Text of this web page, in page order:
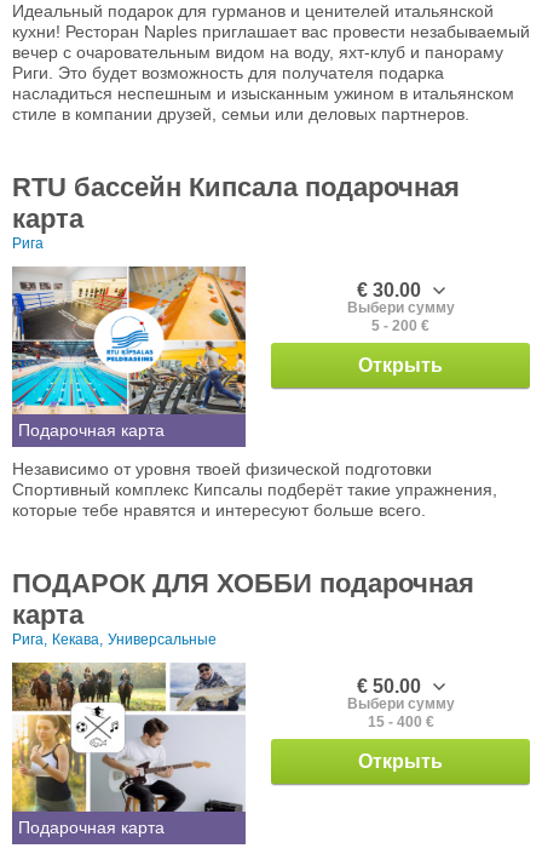
Идеальный подарок для гурманов и ценителей итальянской
кухни! Ресторан Naples приглашает вас провести незабываемый
вечер с очаровательным видом на воду, яхт-клуб и панораму
Риги. Это будет возможность для получателя подарка
насладиться неспешным и изысканным ужином в итальянском
стиле в компании друзей, семьи или деловых партнеров.
RTU бассейн Кипсала подарочная
карта
Рига
Подарочная карта
€ 30.00
Выбери сумму
5 - 200 €
Открыть
Независимо от уровня твоей физической подготовки
Спортивный комплекс Кипсалы подберёт такие упражнения,
которые тебе нравятся и интересуют больше всего.
ПОДАРОК ДЛЯ ХОББИ подарочная
карта
Рига, Кекава, Универсальные
Подарочная карта
€ 50.00
Выбери сумму
15 - 400 €
Открыть